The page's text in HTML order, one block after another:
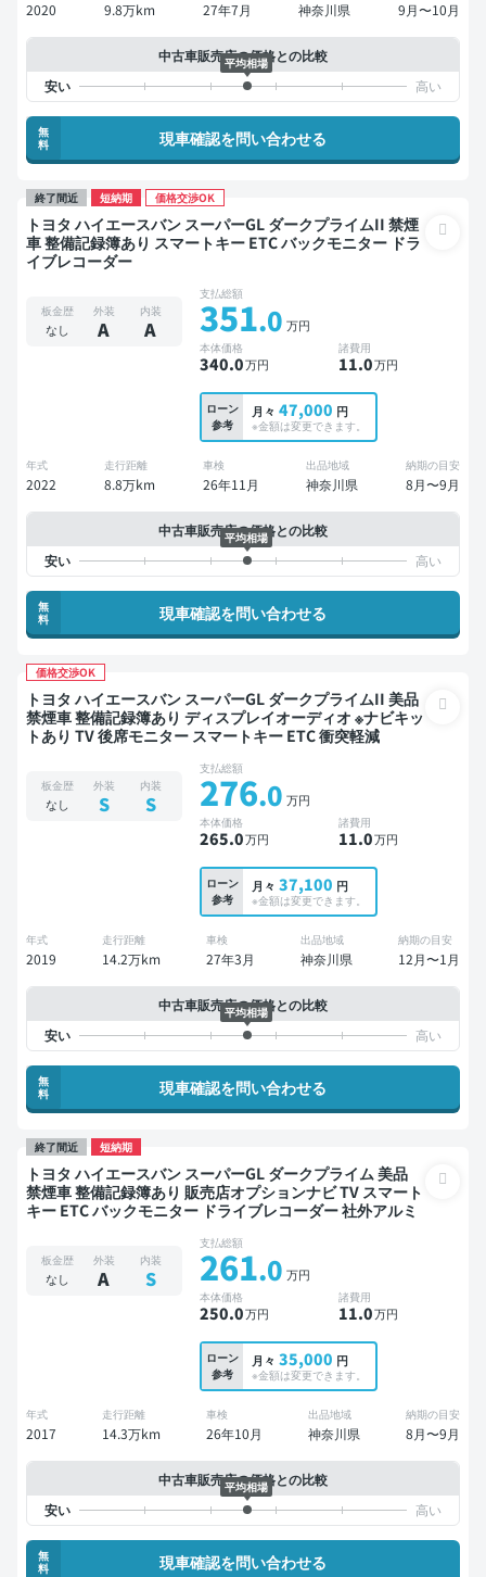
2020 9.8万km 27年7月 神奈川県 9月〜10月
中古車販売店の価格との比較
平均相場
無
料
現車確認を問い合わせる
終了間近 短納期 価格交渉OK
トヨタ ハイエースバン スーパーGL ダークプライムII 禁煙
車 整備記録簿あり スマートキー ETC バックモニター ドラ
イブレコーダー
板金歴
なし
外装
A
内装
A
支払総額
351.0 万円
本体価格
340.0万円
諸費用
11.0万円
ローン
参考
月々 47,000 円
※金額は変更できます。
年式
2022
走行距離
8.8万km
車検
26年11月
出品地域
神奈川県
納期の目安
8月〜9月
中古車販売店の価格との比較
平均相場
無
料
現車確認を問い合わせる
価格交渉OK
トヨタ ハイエースバン スーパーGL ダークプライムII 美品
禁煙車 整備記録簿あり ディスプレイオーディオ ※ナビキッ
トあり TV 後席モニター スマートキー ETC 衝突軽減
板金歴
なし
外装
S
内装
S
支払総額
276.0 万円
本体価格
265.0万円
諸費用
11.0万円
ローン
参考
月々 37,100 円
※金額は変更できます。
年式
2019
走行距離
14.2万km
車検
27年3月
出品地域
神奈川県
納期の目安
12月〜1月
中古車販売店の価格との比較
平均相場
無
料
現車確認を問い合わせる
終了間近 短納期
トヨタ ハイエースバン スーパーGL ダークプライム 美品
禁煙車 整備記録簿あり 販売店オプションナビ TV スマート
キー ETC バックモニター ドライブレコーダー 社外アルミ
板金歴
なし
外装
A
内装
S
支払総額
261.0 万円
本体価格
250.0万円
諸費用
11.0万円
ローン
参考
月々 35,000 円
※金額は変更できます。
年式
2017
走行距離
14.3万km
車検
26年10月
出品地域
神奈川県
納期の目安
8月〜9月
中古車販売店の価格との比較
平均相場
無
料
現車確認を問い合わせる